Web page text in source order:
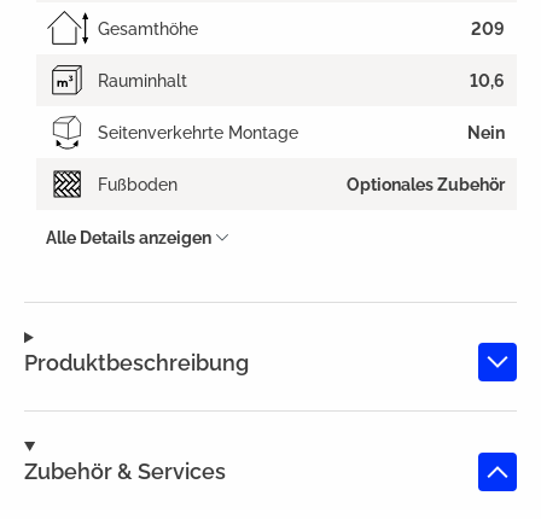
Produktbeschreibung
Zubehör & Services
Gesamthöhe 209
Rauminhalt 10,6
Seitenverkehrte Montage Nein
Fußboden Optionales Zubehör
Alle Details anzeigen